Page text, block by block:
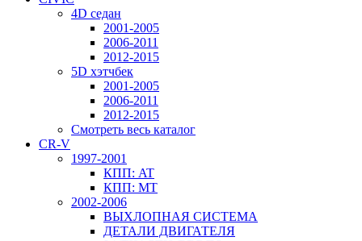
4D седан
2001-2005
2006-2011
2012-2015
5D хэтчбек
2001-2005
2006-2011
2012-2015
Смотреть весь каталог
CR-V
1997-2001
КПП: AT
КПП: MT
2002-2006
ВЫХЛОПНАЯ СИСТЕМА
ДЕТАЛИ ДВИГАТЕЛЯ